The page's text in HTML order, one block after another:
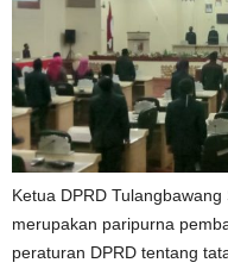
Ketua DPRD
merupakan paripurna
peraturan DPRD tentang